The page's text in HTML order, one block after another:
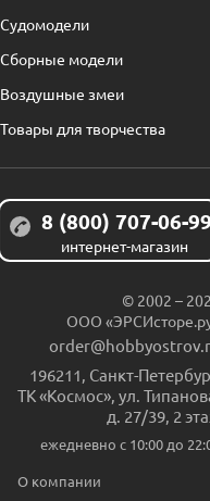
Судомодели
Сборные модели
Воздушные змеи
Товары для творчества
8 (800) 707-06-
интернет-магазин
© 2002 –
ООО
196211, Санкт-
ТК «Космос», ул.
д. 27/39, 2
ежедневно c 10:00 до
О компании